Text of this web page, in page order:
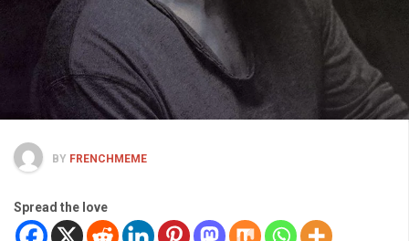
BY FRENCHMEME
Spread the love